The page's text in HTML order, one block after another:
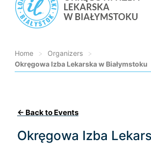
Home > Organizers
>
Okręgowa Izba Lekarska w Białymstoku
← Back to Events
Okręgowa Izba